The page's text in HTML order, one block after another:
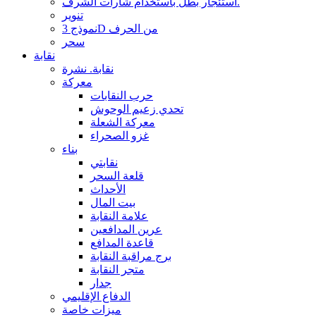
تنوير
نموذج 3D من الحرف
سحر
نقابة
نقابة. نشرة
معركة
حرب النقابات
تحدي زعيم الوحوش
معركة الشعلة
غزو الصحراء
بناء
نقابتي
قلعة السحر
الأحداث
بيت المال
علامة النقابة
عرين المدافعين
قاعدة المدافع
برج مراقبة النقابة
متجر النقابة
جدار
الدفاع الإقليمي
ميزات خاصة